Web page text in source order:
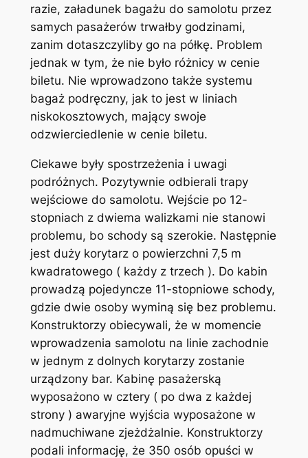
razie, załadunek bagażu do samolotu przez
samych pasażerów trwałby godzinami,
zanim dotaszczyliby go na półkę. Problem
jednak w tym, że nie było różnicy w cenie
biletu. Nie wprowadzono także systemu
bagaż podręczny, jak to jest w liniach
niskokosztowych, mający swoje
odzwierciedlenie w cenie biletu.
Ciekawe były spostrzeżenia i uwagi
podróżnych. Pozytywnie odbierali trapy
wejściowe do samolotu. Wejście po 12-
stopniach z dwiema walizkami nie stanowi
problemu, bo schody są szerokie. Następnie
jest duży korytarz o powierzchni 7,5 m
kwadratowego ( każdy z trzech ). Do kabin
prowadzą pojedyncze 11-stopniowe schody,
gdzie dwie osoby wyminą się bez problemu.
Konstruktorzy obiecywali, że w momencie
wprowadzenia samolotu na linie zachodnie
w jednym z dolnych korytarzy zostanie
urządzony bar. Kabinę pasażerską
wyposażono w cztery ( po dwa z każdej
strony ) awaryjne wyjścia wyposażone w
nadmuchiwane zjeżdżalnie. Konstruktorzy
podali informację, że 350 osób opuści w